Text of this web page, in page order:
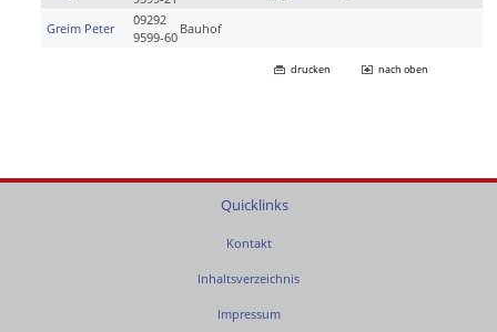
Greim Peter
09292
9599-60
Bauhof
drucken nach oben
Quicklinks
Kontakt
Inhaltsverzeichnis
Impressum